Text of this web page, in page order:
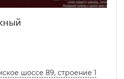
шоссе 89, строение 1